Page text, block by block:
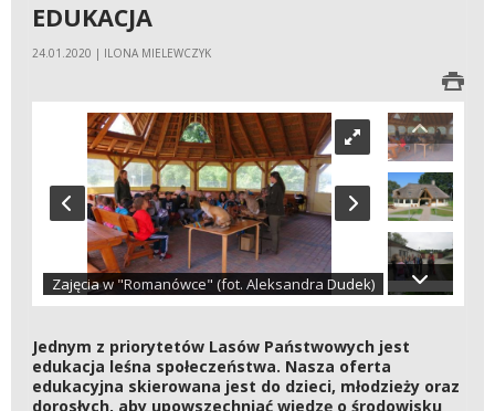
EDUKACJA
24.01.2020 | ILONA MIELEWCZYK
Zajęcia w "Romanówce" (fot. Aleksandra Dudek)
Jednym z priorytetów Lasów Państwowych jest
edukacja leśna społeczeństwa. Nasza oferta
edukacyjna skierowana jest do dzieci, młodzieży oraz
dorosłych, aby upowszechniać wiedzę o środowisku